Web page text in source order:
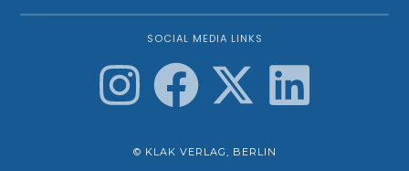
SOCIAL MEDIA LINKS
© KLAK VERLAG, BERLIN